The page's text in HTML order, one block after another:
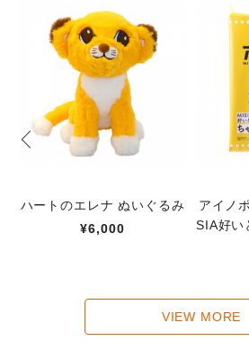
ハートのエレナ ぬいぐるみ
¥6,000
アイノ
SIA好い
VIEW MORE